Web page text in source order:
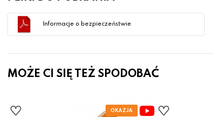
Informacje o bezpieczeństwie
MOŻE CI SIĘ TEŻ SPODOBAĆ